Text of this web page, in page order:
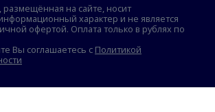
на сайте, носит
характер и не является
офертой. Оплата только в рублях по
Вы соглашаетесь с Политикой